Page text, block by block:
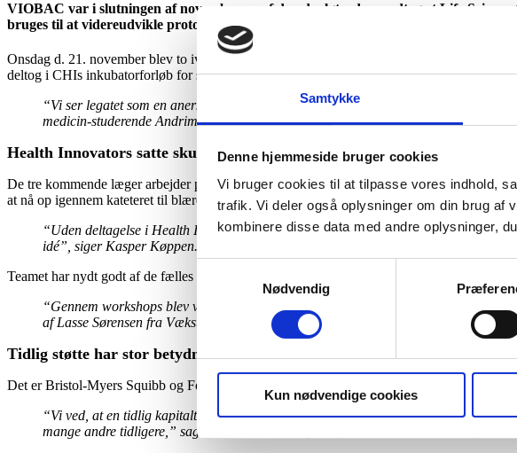
Samtykke
Denne hjemmeside bruger cookies
Vi bruger cookies til at tilpasse vores indhold,
trafik. Vi deler også oplysninger om din brug af
kombinere disse data med andre oplysninger,
Nødvendig
Kun nødvendige cookies
VIOBAC var i slutningen af november en af de udvalgte, der modtog et Life
bruges til at videreudvikle prototypen.
Onsdag d. 21. november blev to iværksætter-teams fra Københavns Universitet belønnet
deltog i CHIs inkubatorforløb for studerende, Health Innovators.
“Vi ser legatet som en anerkendelse af vores idé og startskuddet til videre
medicin-studerende Andrim Halili og Mads Ørbæk Andersen.
Health Innovators satte skub i projektet
De tre kommende læger arbejder på en løsning, der skal forhindre, at patienter på
at nå op igennem kateteret til blæren.
“Uden deltagelse i Health Innovators var vores team nok aldrig blevet samlet. Vi
idé”, siger Kasper Køppen.
Teamet har nydt godt af de fælles workshops, som er rygraden i udviklingsforløbet.
“Gennem workshops blev vi introduceret til en række brugbare redskaber, og vi fik
af Lasse Sørensen fra Væksthuset, har vi anvendt i forbindelse med den årlige
Tidlig støtte har stor betydning
Det er Bristol-Myers Squibb og Fonden for Entreprenørskab, der i samarbejde med
“Vi ved, at en tidlig kapitaltilførsel kan have stor betydning for de studerende og
mange andre tidligere,” sagde Christian Vintergaard, adm. direktør i Fonden for